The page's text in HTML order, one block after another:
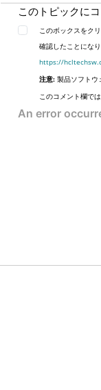
このトピックに
このボックスをク
確認したことにな
https://
注意: 製品ソフトウ
このコメント欄で